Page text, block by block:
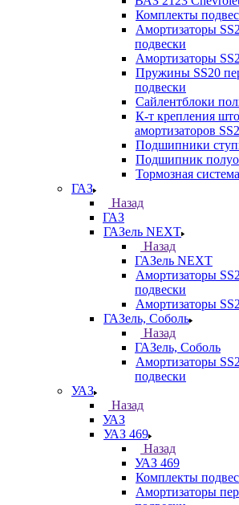
Комплекты
Амортизаторы
подвески
Амортизаторы
Пружины SS20
подвески
Сайлентблоки
К-т крепления
амортизаторов
Подшипники
Подшипник
Тормозная
ГАЗ
Назад
ГАЗ
ГАЗель NEXT
Назад
ГАЗель NEXT
Амортизаторы
подвески
Амортизаторы
ГАЗель, Соболь
Назад
ГАЗель, Соболь
Амортизаторы
подвески
УАЗ
Назад
УАЗ
УАЗ 469
Назад
УАЗ 469
Комплекты
Амортизаторы